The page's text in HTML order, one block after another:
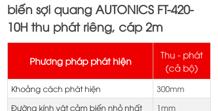
biến sợi quang AUTONICS FT-420-
10H thu phát riêng, cáp 2m
Phương pháp phát hiện
Thu - phát
(cả bộ)
Khoảng cách phát hiện
300mm
Đường kính vật cảm biến nhỏ nhất
1mm